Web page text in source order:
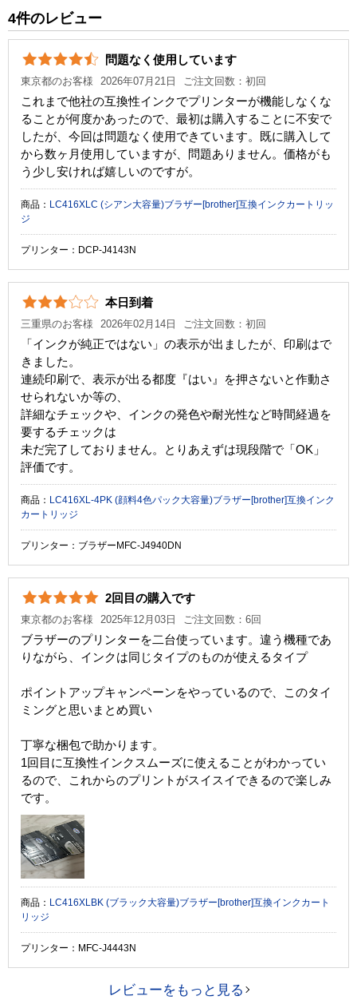
カラー ブラック シアン マゼンタ イ
顔料・染料
ICチップ あり
製品タイプ 互換インク
4件のレビュー
問題なく使用しています
東京都のお客様 2026年07月21日 ご注文回数：初回
これまで他社の互換性インクでプリンターが機能しなくな
ることが何度かあったので、最初は購入することに不安で
したが、今回は問題なく使用できています。既に購入して
から数ヶ月使用していますが、問題ありません。価格がも
う少し安ければ嬉しいのですが。
商品： LC416XLC (シアン大容量)ブラザー[brother]互換インクカートリッ
ジ
プリンター：DCP-J4143N
本日到着
三重県のお客様 2026年02月14日 ご注文回数：初回
「インクが純正ではない」の表示が出ましたが、印刷はで
きました。
連続印刷で、表示が出る都度『はい』を押さないと作動さ
せられないか等の、
詳細なチェックや、インクの発色や耐光性など時間経過を
要するチェックは
未だ完了しておりません。とりあえずは現段階で「OK」
評価です。
商品： LC416XL-4PK (顔料4色パック大容量)ブラザー[brother]互換インク
カートリッジ
プリンター：ブラザーMFC-J4940DN
2回目の購入です
東京都のお客様 2025年12月03日 ご注文回数：6回
ブラザーのプリンターを二台使っています。違う機種であ
りながら、インクは同じタイプのものが使えるタイプ
ポイントアップキャンペーンをやっているので、このタイ
ミングと思いまとめ買い
丁寧な梱包で助かります。
1回目に互換性インクスムーズに使えることがわかってい
るので、これからのプリントがスイスイできるので楽しみ
です。
商品： LC416XLBK (ブラック大容量)ブラザー[brother]互換インクカート
リッジ
プリンター：MFC-J4443N
レビューをもっと見る